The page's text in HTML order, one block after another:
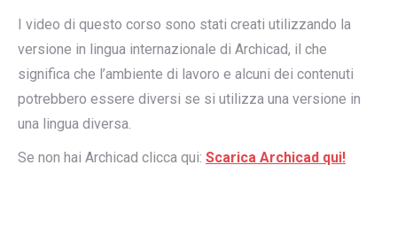
I video di questo corso sono stati creati utilizzando la
versione in lingua internazionale di Archicad, il che
significa che l’ambiente di lavoro e alcuni dei contenuti
potrebbero essere diversi se si utilizza una versione in
una lingua diversa.
Se non hai Archicad clicca qui: Scarica Archicad qui!